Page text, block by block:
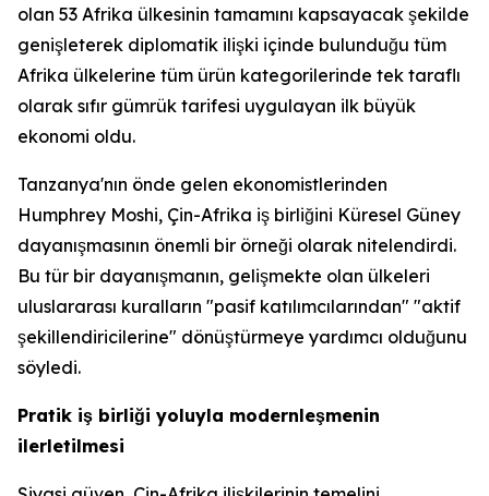
olan 53 Afrika ülkesinin tamamını kapsayacak şekilde
genişleterek diplomatik ilişki içinde bulunduğu tüm
Afrika ülkelerine tüm ürün kategorilerinde tek taraflı
olarak sıfır gümrük tarifesi uygulayan ilk büyük
ekonomi oldu.
Tanzanya'nın önde gelen ekonomistlerinden
Humphrey Moshi, Çin-Afrika iş birliğini Küresel Güney
dayanışmasının önemli bir örneği olarak nitelendirdi.
Bu tür bir dayanışmanın, gelişmekte olan ülkeleri
uluslararası kuralların "pasif katılımcılarından" "aktif
şekillendiricilerine" dönüştürmeye yardımcı olduğunu
söyledi.
Pratik iş birliği yoluyla modernleşmenin
ilerletilmesi